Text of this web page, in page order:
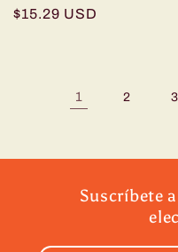
Precio
$15.29 USD
1 2 3
Suscríbete